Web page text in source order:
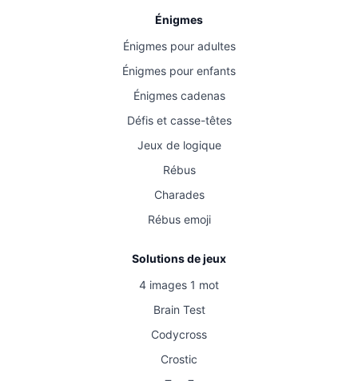
Énigmes
Énigmes pour adultes
Énigmes pour enfants
Énigmes cadenas
Défis et casse-têtes
Jeux de logique
Rébus
Charades
Rébus emoji
Solutions de jeux
4 images 1 mot
Brain Test
Codycross
Crostic